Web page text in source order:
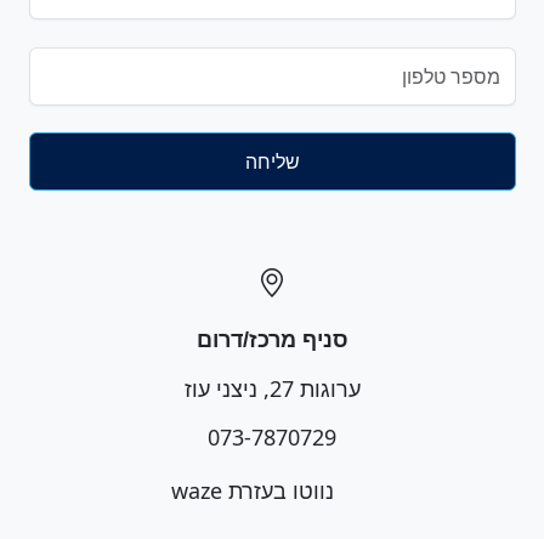
סניף מרכז/דרום
ערוגות 27, ניצני עוז
073-7870729
נווטו בעזרת waze